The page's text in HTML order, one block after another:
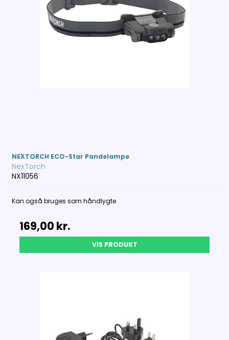
NEXTORCH ECO-Star Pandelampe
NexTorch
NX11056
Kan også bruges som håndlygte
169,00 kr.
VIS PRODUKT